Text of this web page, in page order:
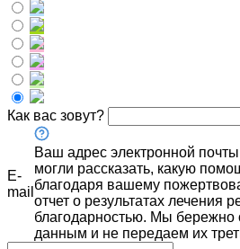
Как вас зовут?
E-
mail
Ваш адрес электронной
могли рассказать, какую
благодаря вашему
отчет о результатах лечения
благодарностью. Мы бережно
данным и не передаем их